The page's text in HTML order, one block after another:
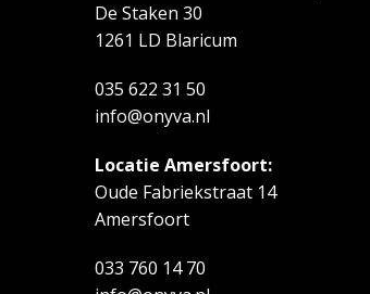
De Staken 30
1261 LD Blaricum
035 622 31 50
info@onyva.nl
Locatie Amersfoort:
Oude Fabriekstraat 14
Amersfoort
033 760 14 70